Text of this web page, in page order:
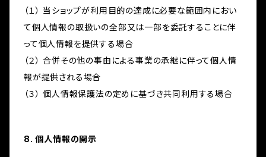
（１） 当ショップが利用目的の達成に必要な範囲内におい
て個人情報の取扱いの全部又は一部を委託することに伴
って個人情報を提供する場合
（２） 合併その他の事由による事業の承継に伴って個人情
報が提供される場合
（３） 個人情報保護法の定めに基づき共同利用する場合
8. 個人情報の開示